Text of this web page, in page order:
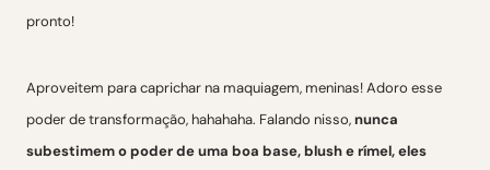
pronto!
Aproveitem para caprichar na maquiagem, meninas! Adoro esse
poder de transformação, hahahaha. Falando nisso,nunca
subestimem o poder de uma boa base, blush e rímel, eles